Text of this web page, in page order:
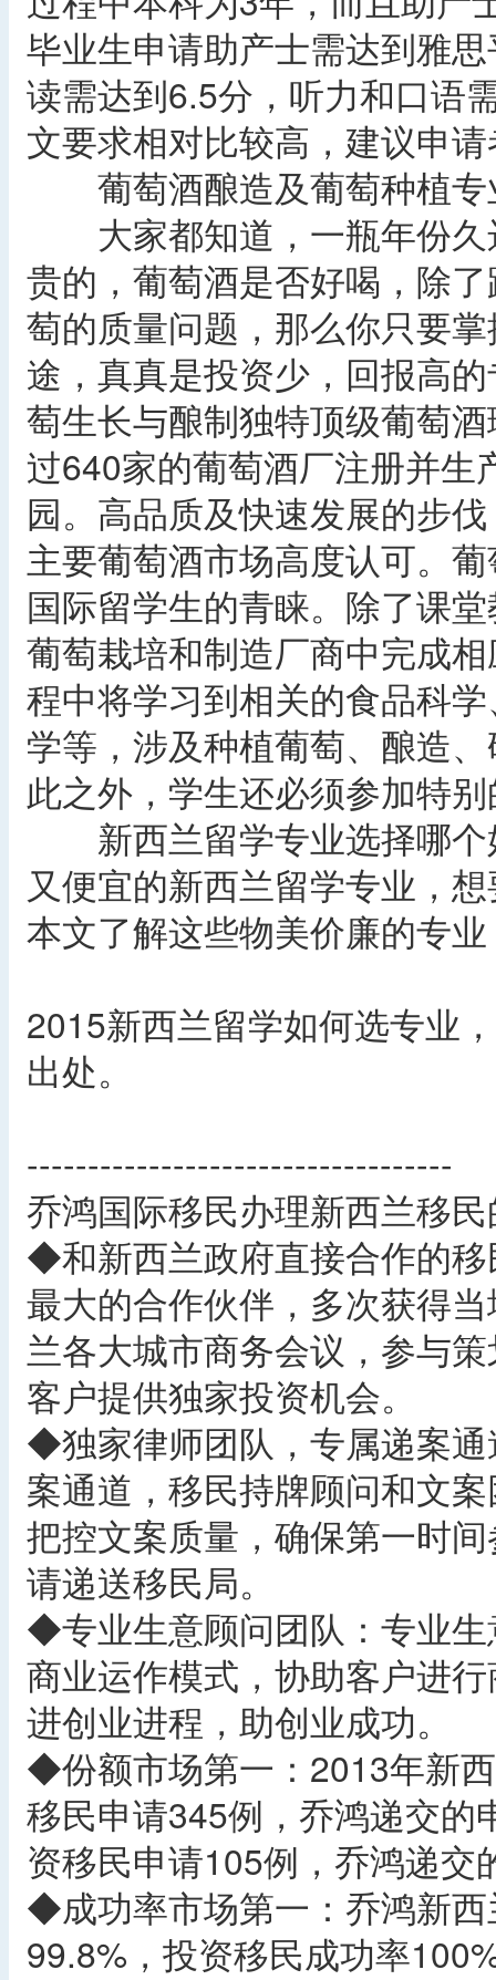
毕业生申请助产士需达到雅
读需达到6.5分，听力和口语
文要求相对比较高，建议申
葡萄酒酿造及葡萄种植专
大家都知道，一瓶年份久
贵的，葡萄酒是否好喝，除
萄的质量问题，那么你只要
途，真真是投资少，回报高
萄生长与酿制独特顶级葡萄
过640家的葡萄酒厂注册并生
园。高品质及快速发展的步
主要葡萄酒市场高度认可。
国际留学生的青睐。除了课
葡萄栽培和制造厂商中完成
程中将学习到相关的食品科
学等，涉及种植葡萄、酿造
此之外，学生还必须参加特
新西兰留学专业选择哪个
又便宜的新西兰留学专业，
本文了解这些物美价廉的专
2015新西兰留学如何选专业
出处。
-----------------------------------
乔鸿国际移民办理新西兰移
◆和新西兰政府直接合作的
最大的合作伙伴，多次获得
兰各大城市商务会议，参与
客户提供独家投资机会。
◆独家律师团队，专属递案
案通道，移民持牌顾问和文
把控文案质量，确保第一时
请递送移民局。
◆专业生意顾问团队：专业
商业运作模式，协助客户进
进创业进程，助创业成功。
◆份额市场第一：2013年新
移民申请345例，乔鸿递交
资移民申请105例，乔鸿递
◆成功率市场第一：乔鸿新
99.8%，投资移民成功率